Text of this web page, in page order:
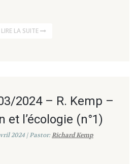
LIRE LA SUITE
2024 – R. Kemp –
et l’écologie (n°1)
2024 | Pastor:Richard Kemp